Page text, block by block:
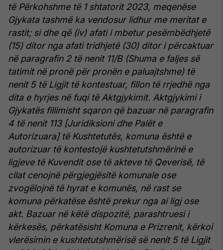
të Përkohshme të 1 shtatorit 2023, meqenëse
Gjykata tashmë ka vendosur lidhur me meritat e
rastit; si dhe që (iv) afati i mbetur pesëmbëdhjetë
(15) ditor nga afati tridhjetë (30) ditor i përcaktuar
në paragrafin 2 të nenit 11/B (Shuma e faljes së
tatimit në pronë për pronën e paluajtshme) të
nenit 5 të Ligjit të kontestuar, fillon të rrjedhë nga
dita e hyrjes në fuqi të Aktgjykimit. Aktgjykimi i
Gjykatës fillimisht sqaron që bazuar në paragrafin
4 të nenit 113 [Juridiksioni dhe Palët e
Autorizuara] të Kushtetutës, komuna është e
autorizuar të kontestojë kushtetutshmërinë e
ligjeve të Kuvendit ose të akteve të Qeverisë, të
cilat cenojnë përgjegjësitë komunale ose
zvogëlojnë të hyrat e komunës, në rast se
komuna përkatëse është prekur nga ai ligj ose
akt. Bazuar në këtë dispozitë, parashtruesi i
kërkesës, përkatësisht Komuna e Prizrenit, kërkoi
vlerësimin e kushtetutshmërisë së nenit 5 të Ligjit